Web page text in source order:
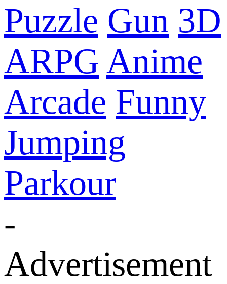
Puzzle Gun 3D
ARPG Anime
Arcade Funny
Jumping
Parkour
-
Advertisement